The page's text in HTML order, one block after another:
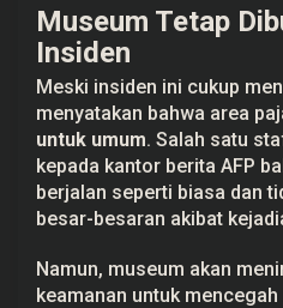
Museum Tetap
Insiden
Meski insiden ini cukup
menyatakan bahwa area
untuk umum. Salah satu
kepada kantor berita AFP
berjalan seperti biasa dan
besar-besaran akibat
Namun, museum akan
keamanan untuk